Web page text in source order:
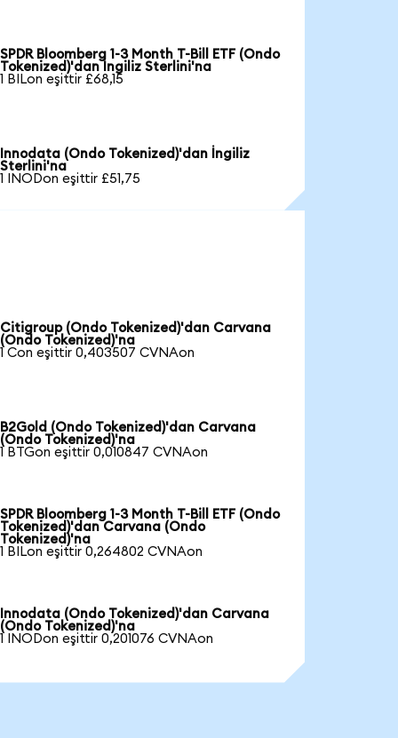
SPDR Bloomberg 1-3 Month T-Bill ETF (Ondo
Tokenized)'dan İngiliz Sterlini'na
1 BILon eşittir £68,15
Innodata (Ondo Tokenized)'dan İngiliz
Sterlini'na
1 INODon eşittir £51,75
Citigroup (Ondo Tokenized)'dan Carvana
(Ondo Tokenized)'na
1 Con eşittir 0,403507 CVNAon
B2Gold (Ondo Tokenized)'dan Carvana
(Ondo Tokenized)'na
1 BTGon eşittir 0,010847 CVNAon
SPDR Bloomberg 1-3 Month T-Bill ETF (Ondo
Tokenized)'dan Carvana (Ondo
Tokenized)'na
1 BILon eşittir 0,264802 CVNAon
Innodata (Ondo Tokenized)'dan Carvana
(Ondo Tokenized)'na
1 INODon eşittir 0,201076 CVNAon